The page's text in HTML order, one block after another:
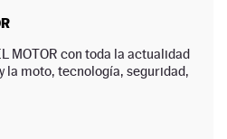
MOTOR con toda la actualidad
la moto, tecnología, seguridad,